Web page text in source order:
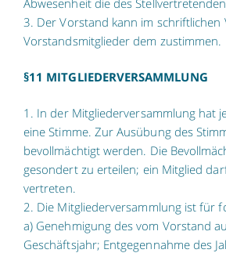
Abwesenheit die des
3. Der Vorstand kann im schriftlichen
Vorstandsmitglieder dem zustimmen.
§11 MITGLIEDERVERSAMMLUNG
1. In der Mitgliederversammlung hat
eine Stimme. Zur Ausübung des
bevollmächtigt werden. Die
gesondert zu erteilen; ein Mitglied
vertreten.
2. Die Mitgliederversammlung ist für
a) Genehmigung des vom Vorstand
Geschäftsjahr; Entgegennahme des